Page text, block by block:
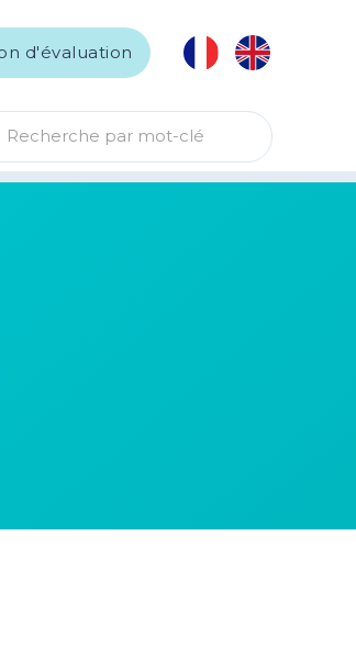
d'évaluation
Recherche par mot-clé